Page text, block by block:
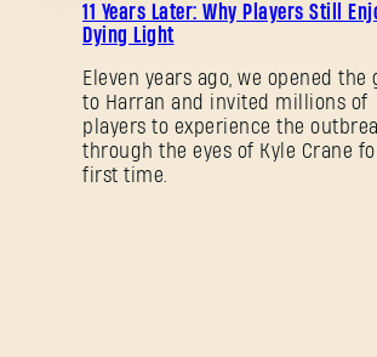
11 Years Later: Why Players Still
Dying Light
Eleven years ago, we opened the
to Harran and invited millions of
players to experience the
through the eyes of Kyle Crane
first time.
Mot de